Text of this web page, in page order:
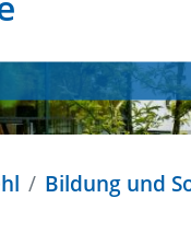
Bildung und